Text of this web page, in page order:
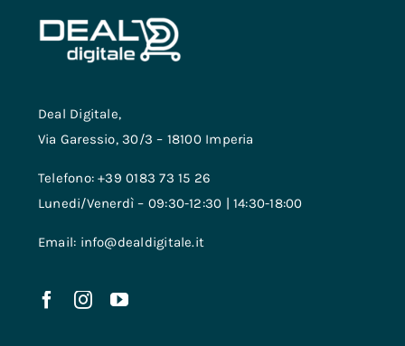
Deal Digitale,
Via Garessio, 30/3 – 18100 Imperia
Telefono: +39 0183 73 15 26
Lunedi/Venerdì – 09:30-12:30 | 14:30-18:00
Email: info@dealdigitale.it